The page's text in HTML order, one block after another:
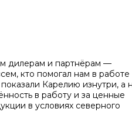
дилерам и партнёрам —
кто помогал нам в работе
Карелию изнутри, а
в работу и за ценные
в условиях северного